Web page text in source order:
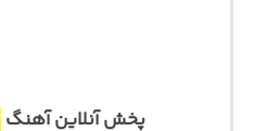
پخش آنلاین آهنگ